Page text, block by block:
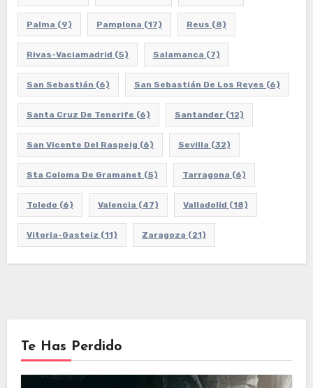
Palma (9) Pamplona (17) Reus (8)
Rivas-Vaciamadrid (5) Salamanca (7)
San Sebastián (6) San Sebastián De Los Reyes (6)
Santa Cruz De Tenerife (6) Santander(12)
San Vicente Del Raspeig (6) Sevilla (32)
Sta Coloma De Gramanet (5) Tarragona (6)
Toledo (6) Valencia (47) Valladolid (18)
Vitoria-Gasteiz (11) Zaragoza (21)
Te Has Perdido